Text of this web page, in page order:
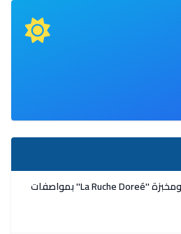
بالصور.. افتتاح مقهي ومخبزة ''La Ruche Doreé'' بمواصفات